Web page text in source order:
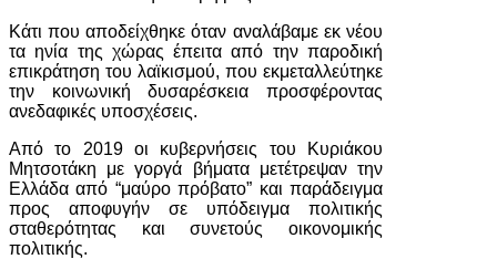
Κάτι που αποδείχθηκε όταν αναλάβαμε εκ νέου
τα ηνία της χώρας έπειτα από την παροδική
επικράτηση του λαϊκισμού, που εκμεταλλεύτηκε
την κοινωνική δυσαρέσκεια προσφέροντας
ανεδαφικές υποσχέσεις.
Από το 2019 οι κυβερνήσεις του Κυριάκου
Μητσοτάκη με γοργά βήματα μετέτρεψαν την
Ελλάδα από “μαύρο πρόβατο” και παράδειγμα
προς αποφυγήν σε υπόδειγμα πολιτικής
σταθερότητας και συνετούς οικονομικής
πολιτικής.